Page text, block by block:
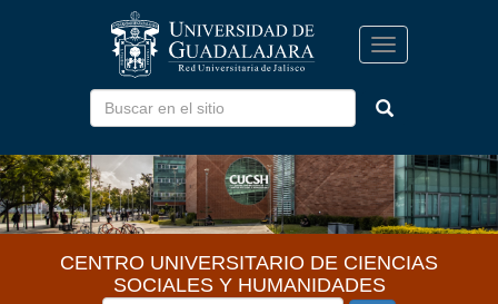
Toggle
navigation
CENTRO UNIVERSITARIO DE CIENCIAS
SOCIALES Y HUMANIDADES